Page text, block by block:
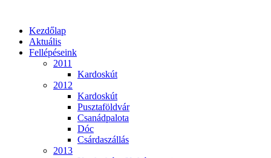
Kezdőlap
Aktuális
Fellépéseink
2011
Kardoskút
2012
Kardoskút
Pusztaföldvár
Csanádpalota
Dóc
Csárdaszállás
2013